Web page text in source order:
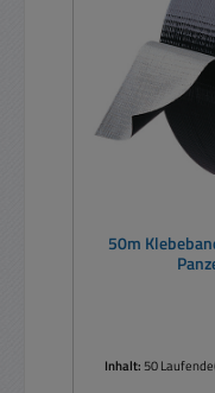
50m
Inhalt: 50